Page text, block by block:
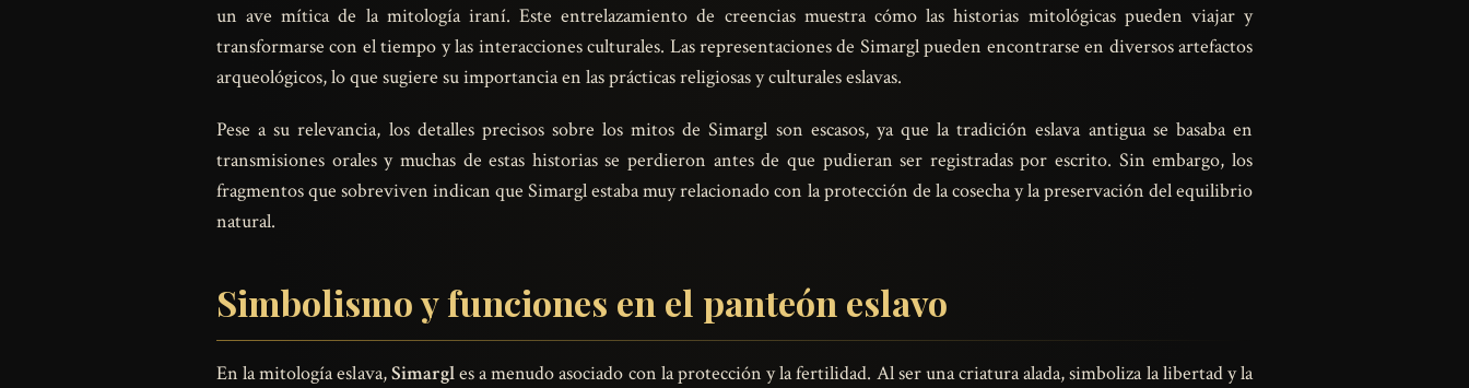
un ave mítica de la mitología iraní. Este entrelazamiento de creencias muestra cómo las historias mitológicas pueden viajar y
transformarse con el tiempo y las interacciones culturales. Las representaciones de Simargl pueden encontrarse en diversos artefactos
arqueológicos, lo que sugiere su importancia en las prácticas religiosas y culturales eslavas.
Pese a su relevancia, los detalles precisos sobre los mitos de Simargl son escasos, ya que la tradición eslava antigua se basaba en
transmisiones orales y muchas de estas historias se perdieron antes de que pudieran ser registradas por escrito. Sin embargo, los
fragmentos que sobreviven indican que Simargl estaba muy relacionado con la protección de la cosecha y la preservación del equilibrio
natural.
Simbolismo y funciones en el panteón eslavo
En la mitología eslava,Simargles a menudo asociado con la protección y la fertilidad. Al ser una criatura alada, simboliza la libertad y la